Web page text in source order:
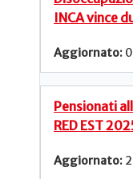
INCA vince
Pensionati
RED EST